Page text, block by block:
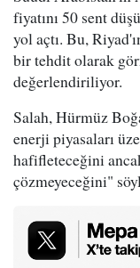
fiyatını 50 sent
yol açtı. Bu,
bir tehdit olarak
değerlendiriliyor.
Salah, Hürmüz
enerji piyasaları
hafifleteceğini
çözmeyeceğini"